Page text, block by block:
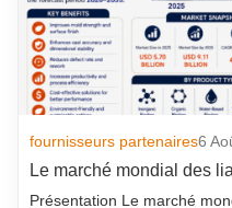
fournisseurs partenaires6
Le marché mondial des
Présentation Le marché